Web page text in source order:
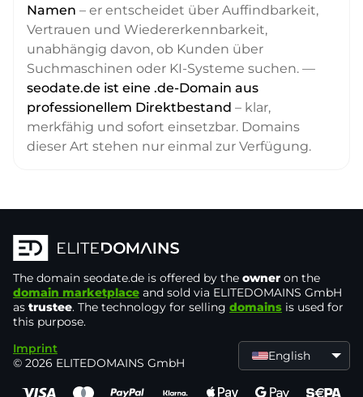
Namen – er entscheidet über Auffindbarkeit,
Vertrauen und Wiedererkennbarkeit,
unabhängig davon, ob Kunden über
Suchmaschinen oder KI-Systeme suchen. —
seodate.de ist eine .de-Domain aus
professionellem Direktbestand – klar,
merkfähig und sofort einsetzbar. Domains
dieser Art stehen nur einmal zur Verfügung.
The domain seodate.de is offered by the owner on the
domain marketplace and sold via ELITEDOMAINS GmbH
as trustee. The technology for selling domains is used for
this purpose.
Imprint
© 2026 ELITEDOMAINS GmbH
English